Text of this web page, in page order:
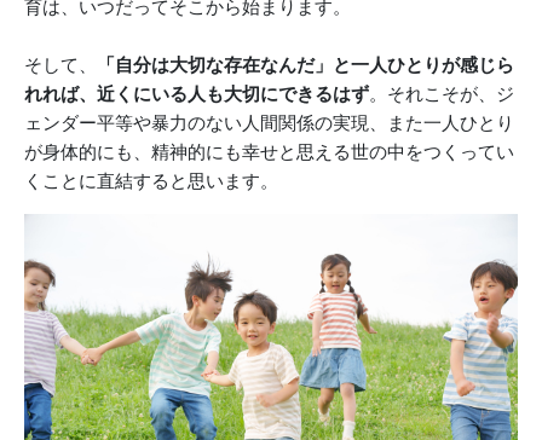
育は、いつだってそこから始まります。
そして、
「自分は大切な存在なんだ」と一人ひとりが感じら
れれば、近くにいる人も大切にできるはず。それこそが、ジ
ェンダー平等や暴力のない人間関係の実現、また一人ひとり
が身体的にも、精神的にも幸せと思える世の中をつくってい
くことに直結すると思います。